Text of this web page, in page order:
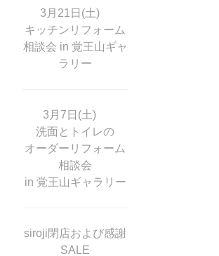
3月21日(土)
キッチンリフォーム
相談会 in 覚王山ギャ
ラリー
3月7日(土)
洗面とトイレの
オーダーリフォーム
相談会
in 覚王山ギャラリー
siroji閉店および感謝
SALE